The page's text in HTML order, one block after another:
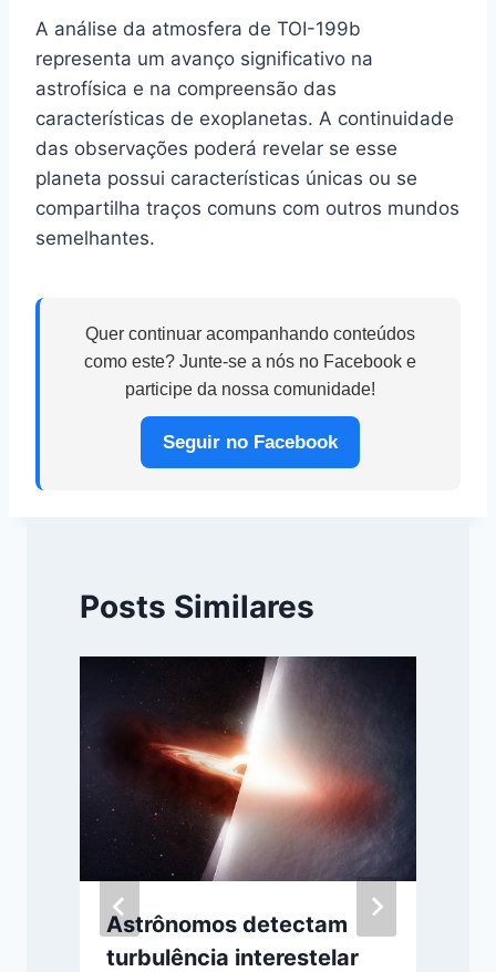
A análise da atmosfera de TOI-199b
representa um avanço significativo na
astrofísica e na compreensão das
características de exoplanetas. A continuidade
das observações poderá revelar se esse
planeta possui características únicas ou se
compartilha traços comuns com outros mundos
semelhantes.
Quer continuar acompanhando conteúdos
como este? Junte-se a nós no Facebook e
participe da nossa comunidade!
Seguir no Facebook
Posts Similares
Astrônomos detectam
turbulência interestelar